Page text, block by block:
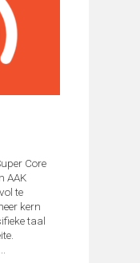
Core
AAK
te
kern
taal